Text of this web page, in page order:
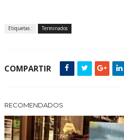
Etiquetas : Terminados
COMPARTIR
RECOMENDADOS